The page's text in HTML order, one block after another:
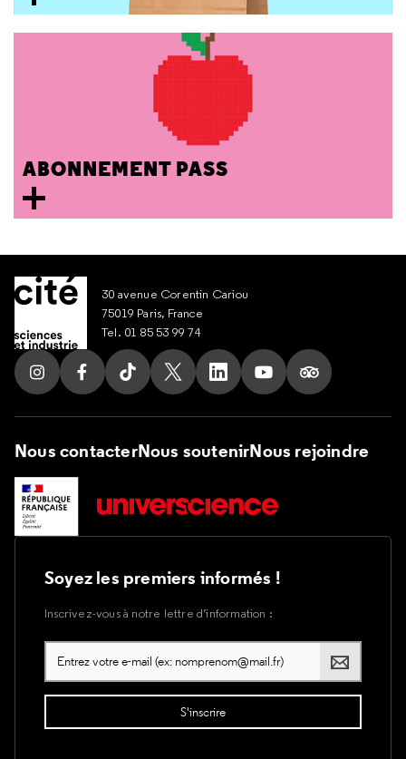
ABONNEMENT PASS
30 avenue Corentin Cariou
75019 Paris, France
Tel. 01 85 53 99 74
Suivez nous sur Instagram
Suivez nous sur Facebook
Suivez nous sur Tik Tok
Suivez nous sur X
Suivez nous sur LinkedIn
Suivez nous sur
Suivez nous
Nous contacterNous soutenirNous rejoindre
Soyez les premiers informés !
Inscrivez-vous à notre lettre d’information :